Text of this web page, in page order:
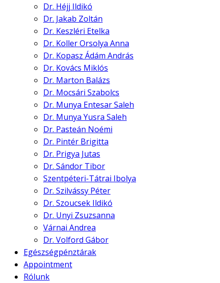
Dr. Héjj Ildikó
Dr. Jakab Zoltán
Dr. Keszléri Etelka
Dr. Koller Orsolya Anna
Dr. Kopasz Ádám András
Dr. Kovács Miklós
Dr. Marton Balázs
Dr. Mocsári Szabolcs
Dr. Munya Entesar Saleh
Dr. Munya Yusra Saleh
Dr. Pasteán Noémi
Dr. Pintér Brigitta
Dr. Prigya Jutas
Dr. Sándor Tibor
Szentpéteri-Tátrai Ibolya
Dr. Szilvássy Péter
Dr. Szoucsek Ildikó
Dr. Unyi Zsuzsanna
Várnai Andrea
Dr. Volford Gábor
Egészségpénztárak
Appointment
Rólunk